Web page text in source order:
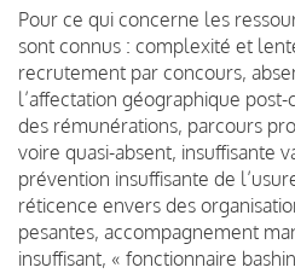
Pour ce qui concerne les
sont connus : complexité et
recrutement par concours,
l’affectation géographique
des rémunérations, parcours
voire quasi-absent, insuffisante
prévention insuffisante de
réticence envers des
pesantes, accompagnement
insuffisant, « fonctionnaire